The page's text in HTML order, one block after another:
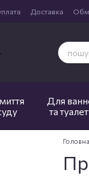
контентуДоставка
Для
та
Головна